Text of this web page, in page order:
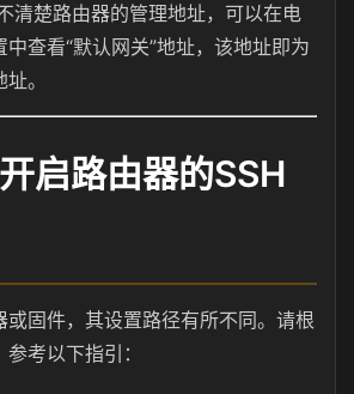
清楚路由器的管理地址，可以在电
查看“默认网关”地址，该地址即为
。
启路由器的SSH
或固件，其设置路径有所不同。请根
考以下指引：